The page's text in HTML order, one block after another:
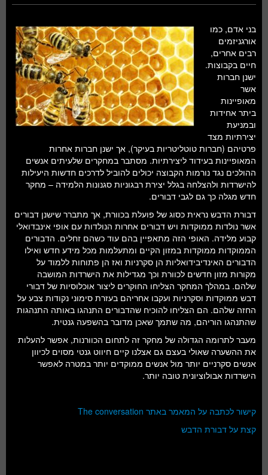
בני אדם, כמו
אורגניזמים
רבים אחרים,
חיים בקבוצות.
ישנן חברות
אשר
מאופיינות
ביתר אחידות
ובמניעת
יצירתיות מצד
פרטיהם (חברות טוטליטריות בעיקר), אך ישנן חברות אחרות
המאופיינות בעידוד ליצירתיות. מסתבר במחקרים שלעיתים אנשים
ההולכים נגד נורמות הקבוצה יכולים להוביל לדרכים חדשות היעילות
להישרדות ולהצלחה בגלל יצירת רבגוניות סגנונות הלמידה – מחקר
חדש מגלה כך גם לגבי דבורים.
דבורת הדבש נראית כסוג של פועלת בכוורת, אך מתברר שישנן דבורים
אשר נולדות ממוקדות ויש דבורים אחרות הנולדות עם אופי אינבדואלי
קבוע מלידה. האופי הזה מתאפיין בהם עוד כשהם זחלים. הדבורים
הממוקדות ממוקדות במזון הקיים ומתעלמות מכל מידע חדש ואילו
הדבורים האינדיבידואליות הן סקרניות ואז הן פתוחות ללמוד על
מקורות מזון חדשים לכוורת וכך מגדילות את הישרדות המושבה
שלהם. במהלך המחקר הצליחו החוקרים ליצור אוכלוסיות של דבורי
דבש ממוקדות וסקרניות ועקבו אחריהם בעזרת סימוני נקודות צבע על
החזה שלהם. הם הצליחו להוכיח שהדבורים התנהגו באותה התנהגות
שהתנהגו הוריהם, מה שתמך שאכן מדובר בהשפעה גנטית.
מעבר לתרומה הגדולה של מחקר זה לתחום הכוורנות, אפשר להעלות
את ההשערה שאולי בעצם גם אצלנו קיים חיווט גנטי מסוים לכיוון
אנשים סקרניים יותר מול אנשים ממוקדים יותר במטרה לאפשר
הישרדות אבולוציונית טובה יותר.
קישור לכתבה על המאמר באתר The conversation
קצת על דבורת הדבש